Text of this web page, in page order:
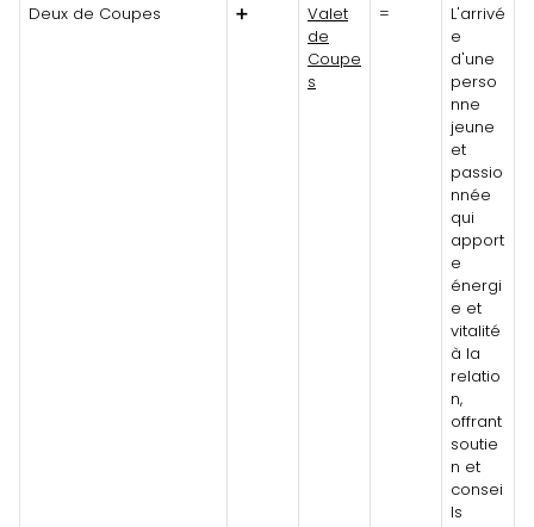
Deux de Coupes
➕
Valet
de
Coupe
s
=
L'arrivé
e
d'une
perso
nne
jeune
et
passio
nnée
qui
apport
e
énergi
e et
vitalité
à la
relatio
n,
offrant
soutie
n et
consei
ls